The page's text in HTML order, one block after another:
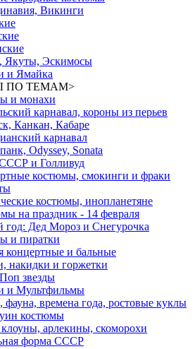
Викинги
Якуты, Эскимосы
и Ямайка
ПО ТЕМАМ>
и монахи
карнавал, короны из перьев
Канкан, Кабаре
карнавал
Odyssey, Sonata
и Голливуд
костюмы, смокинги и фраки
костюмы, инопланетяне
на праздник - 14 февраля
год: Дед Мороз и Снегурочка
и пиратки
концертные и бальные
накидки и горжетки
звезды
и Мультфильмы
фауна, времена года, ростовые куклы
костюмы
арлекины, скоморохи
форма СССР